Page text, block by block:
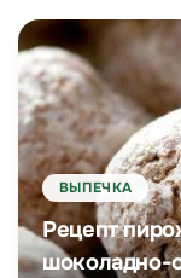
ВЫПЕЧКА
Рецепт
шоколадно-